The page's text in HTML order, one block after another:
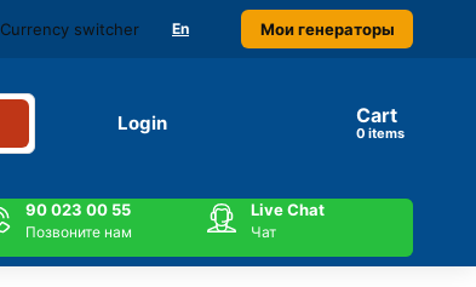
Currency switcher En Мои генераторы
Login Cart
items
90 023 00 55
Позвоните нам
Live Chat
Чат